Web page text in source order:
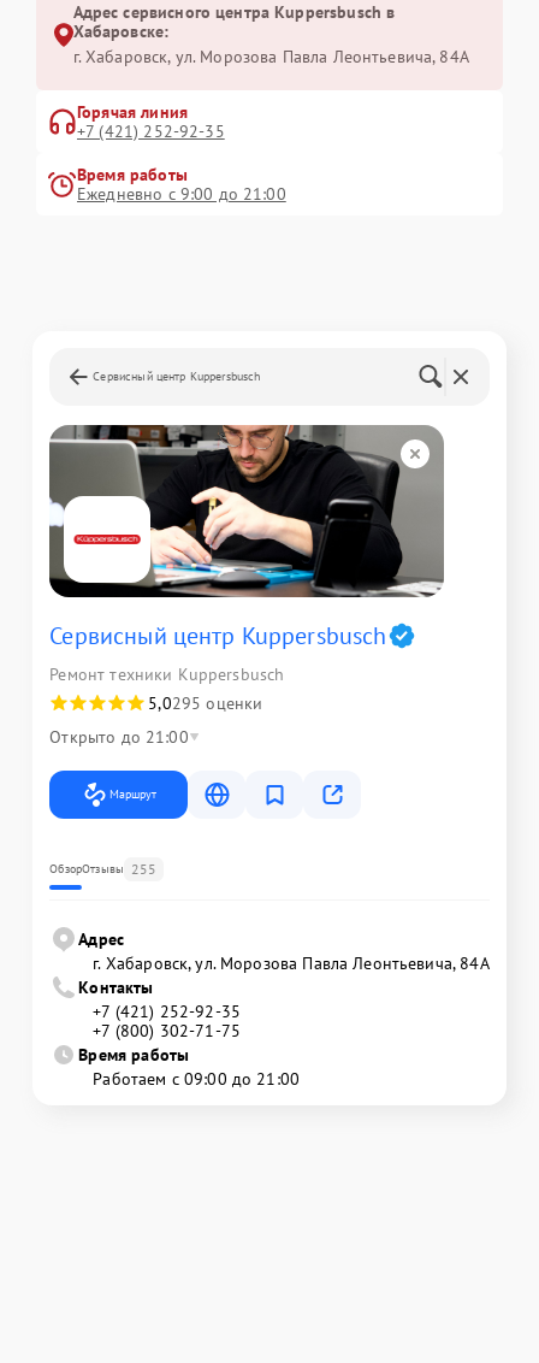
Адрес сервисного центра Kuppersbusch в
Хабаровске:
г. Хабаровск, ул. Морозова Павла Леонтьевича, 84А
Горячая линия
+7 (421) 252-92-35
Время работы
Ежедневно с 9:00 до 21:00
Сервисный центр Kuppersbusch
Сервисный центр Kuppersbusch
Ремонт техники Kuppersbusch
5,0295 оценки
Открыто до 21:00
Маршрут
ОбзорОтзывы 255
Адрес
г. Хабаровск, ул. Морозова Павла Леонтьевича, 84А
Контакты
+7 (421) 252-92-35
+7 (800) 302-71-75
Время работы
Работаем с 09:00 до 21:00